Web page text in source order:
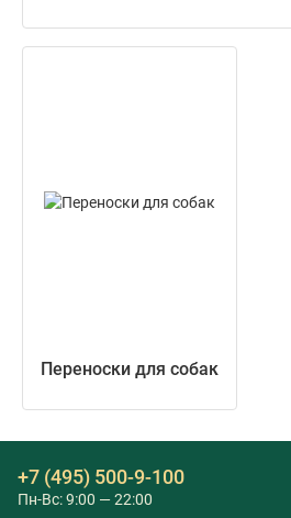
Переноски для собак
+7 (495) 500-9-100
Пн-Вс: 9:00 — 22:00